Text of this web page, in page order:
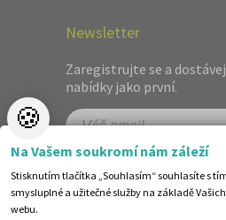
Newsletter
Zaregistrujte se a
nabídky jako první.
🍪
Na Vašem soukromí nám záleží
Stisknutím tlačítka „Souhlasím“ souhlasíte s
smysluplné a užitečné služby na základě
webu.